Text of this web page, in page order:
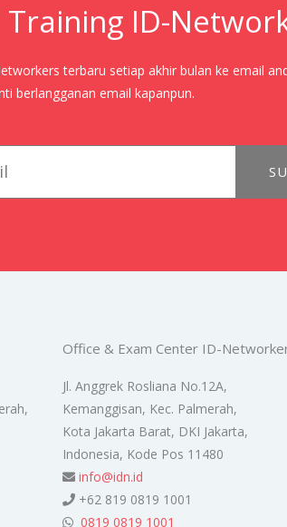
ID-
terbaru setiap akhir bulan ke email
berlangganan email kapanpun.
Office & Exam Center ID-
Jl. Anggrek Rosliana No.12A,
Kemanggisan, Kec. Palmerah,
Kota Jakarta Barat, DKI Jakarta,
Indonesia, Kode Pos 11480
info@idn.id
+62 819 0819 1001
0819 0819 1001